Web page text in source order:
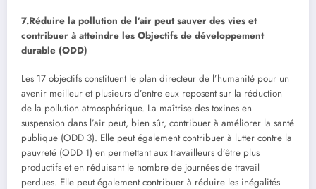
7.Réduire la pollution de l’air peut sauver des vies et
contribuer à atteindre les Objectifs de développement
durable (ODD)
Les 17 objectifs constituent le plan directeur de l’humanité pour un
avenir meilleur et plusieurs d’entre eux reposent sur la réduction
de la pollution atmosphérique. La maîtrise des toxines en
suspension dans l’air peut, bien sûr, contribuer à améliorer la santé
publique (ODD 3). Elle peut également contribuer à lutter contre la
pauvreté (ODD 1) en permettant aux travailleurs d’être plus
productifs et en réduisant le nombre de journées de travail
perdues. Elle peut également contribuer à réduire les inégalités